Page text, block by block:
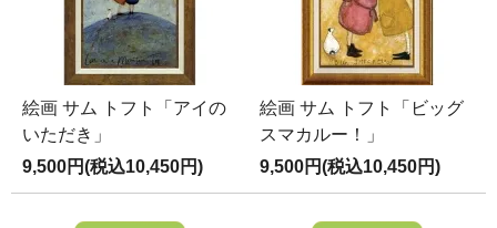
絵画 サム トフト「アイの
いただき」
9,500円(税込10,450円)
絵画 サム トフト「ビッグ
スマカルー！」
9,500円(税込10,450円)